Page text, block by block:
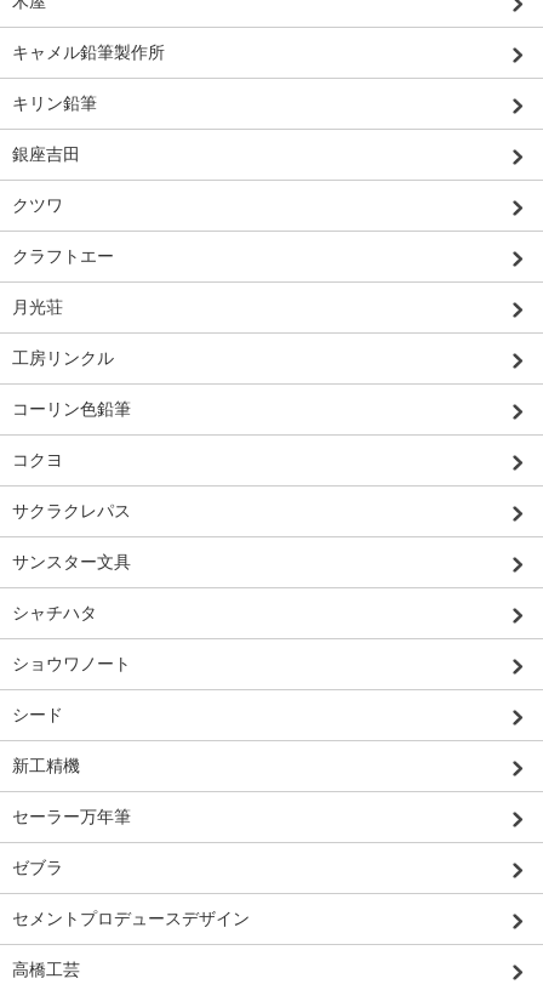
キャメル鉛筆製作所
キリン鉛筆
銀座吉田
クツワ
クラフトエー
月光荘
工房リンクル
コーリン色鉛筆
コクヨ
サクラクレパス
サンスター文具
シャチハタ
ショウワノート
シード
新工精機
セーラー万年筆
ゼブラ
セメントプロデュースデザイン
高橋工芸